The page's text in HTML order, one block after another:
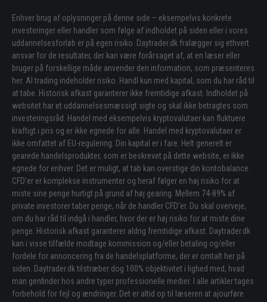
Enhver brug af oplysninger på denne side – eksempelvis konkrete
investeringer eller handler som følge af indholdet på siden eller i vores
uddannelsesforløb er på egen risiko. Daytrader.dk fralægger sig ethvert
ansvar for de resultater, der kan være forårsaget af, at en læser eller
bruger på forskellige måde anvender den information, som præsenteres
her. Al trading indeholder risiko. Handl kun med kapital, som du har råd til
at tabe. Historisk afkast garanterer ikke fremtidige afkast. Indholdet på
websitet har et uddannelsesmæssigt sigte og skal ikke betragtes som
investeringsråd. Handel med eksempelvis kryptovalutaer kan fluktuere
kraftigt i pris og er ikke egnede for alle. Handel med kryptovalutaer er
ikke omfattet af EU-regulering. Din kapital er i fare. Helt generelt er
gearede handelsprodukter, som er beskrevet på dette website, er ikke
egnede for enhver. Det er muligt, at tab kan overstige din kontobalance.
CFD’er er komplekse instrumenter og heraf følger en høj risiko for at
miste sine penge hurtigt på grund af høj gearing. Mellem 74-89% af
private investorer taber penge, når de handler CFD’er. Du skal overveje,
om du har råd til indgå i handler, hvor der er høj risiko for at miste dine
penge. Historisk afkast garanterer aldrig fremtidige afkast. Daytrader.dk
kan i visse tilfælde modtage kommission og/eller betaling og/eller
fordele for annoncering fra de handelsplatforme, der er omtalt her på
siden. Daytrader.dk tilstræber dog 100% objektivitet i lighed med, hvad
man genfinder hos andre typer professionelle medier. I alle artikler tages
forbehold for fejl og ændringer. Det er altid op til læseren at ajourføre